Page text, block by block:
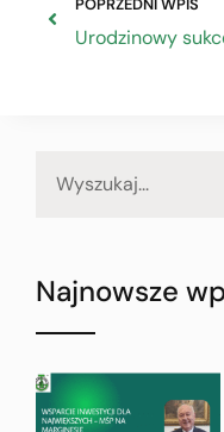
POPRZEDNI WPIS
Najnowsze